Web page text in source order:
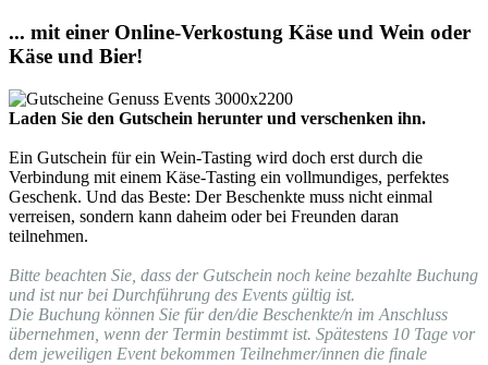
... mit einer Online-Verkostung Käse und Wein oder
Käse und Bier!
Laden Sie den Gutschein herunter und verschenken ihn.
Ein Gutschein für ein Wein-Tasting wird doch erst durch die
Verbindung mit einem Käse-Tasting ein vollmundiges, perfektes
Geschenk. Und das Beste: Der Beschenkte muss nicht einmal
verreisen, sondern kann daheim oder bei Freunden daran
teilnehmen.
Bitte beachten Sie, dass der Gutschein noch keine bezahlte Buchung
und ist nur bei Durchführung des Events gültig ist.
Die Buchung können Sie für den/die Beschenkte/n im Anschluss
übernehmen, wenn der Termin bestimmt ist. Spätestens 10 Tage vor
dem jeweiligen Event bekommen Teilnehmer/innen die finale